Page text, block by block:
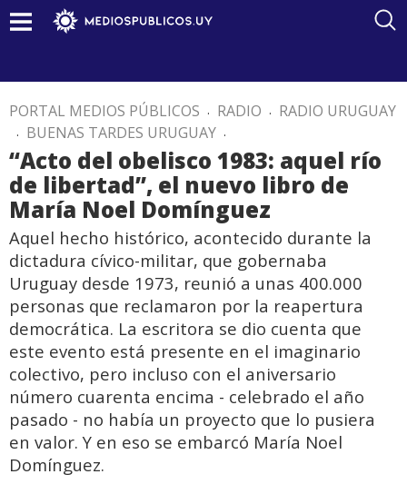
PORTAL MEDIOS PÚBLICOS . RADIO . RADIO URUGUAY
. BUENAS TARDES URUGUAY .
“Acto del obelisco 1983: aquel río
de libertad”, el nuevo libro de
María Noel Domínguez
Aquel hecho histórico, acontecido durante la
dictadura cívico-militar, que gobernaba
Uruguay desde 1973, reunió a unas 400.000
personas que reclamaron por la reapertura
democrática. La escritora se dio cuenta que
este evento está presente en el imaginario
colectivo, pero incluso con el aniversario
número cuarenta encima - celebrado el año
pasado - no había un proyecto que lo pusiera
en valor. Y en eso se embarcó María Noel
Domínguez.